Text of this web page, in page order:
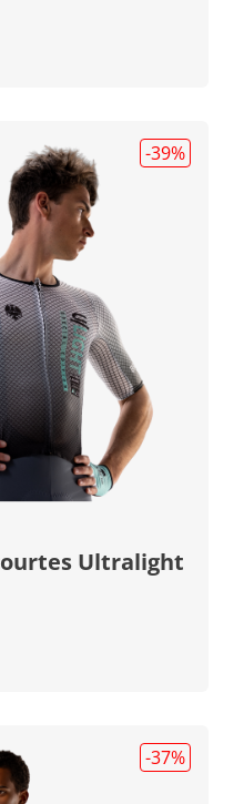
-39%
Ultralight
-37%